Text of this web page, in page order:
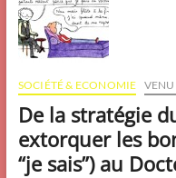
SOCIÉTÉ & ECONOMIE VENU
De la stratégie
extorquer les
“je sais”) au